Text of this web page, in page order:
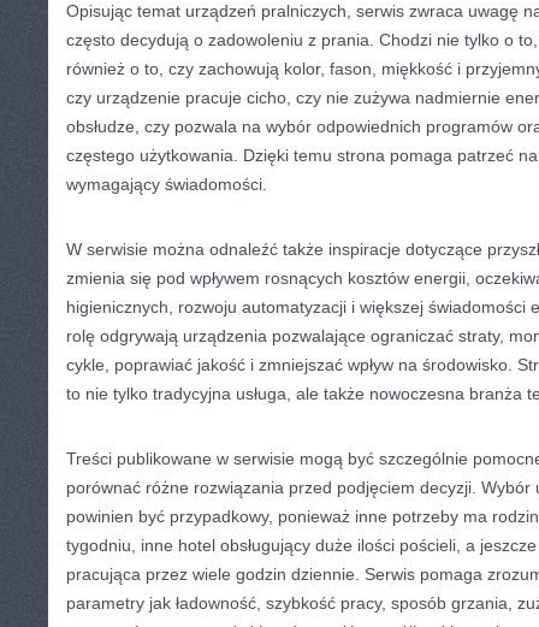
Opisując temat urządzeń pralniczych, serwis zwraca uwagę
często decydują o zadowoleniu z prania. Chodzi nie tylko o
również o to, czy zachowują kolor, fason, miękkość i
czy urządzenie pracuje cicho, czy nie zużywa nadmiernie
obsłudze, czy pozwala na wybór odpowiednich programów
częstego użytkowania. Dzięki temu strona pomaga patrzeć
wymagający świadomości.
W serwisie można odnaleźć także inspiracje dotyczące
zmienia się pod wpływem rosnących kosztów energii,
higienicznych, rozwoju automatyzacji i większej świadomości
rolę odgrywają urządzenia pozwalające ograniczać straty,
cykle, poprawiać jakość i zmniejszać wpływ na środowisko.
to nie tylko tradycyjna usługa, ale także nowoczesna branża
Treści publikowane w serwisie mogą być szczególnie
porównać różne rozwiązania przed podjęciem decyzji.
powinien być przypadkowy, ponieważ inne potrzeby ma
tygodniu, inne hotel obsługujący duże ilości pościeli, a
pracująca przez wiele godzin dziennie. Serwis pomaga
parametry jak ładowność, szybkość pracy, sposób grzania,